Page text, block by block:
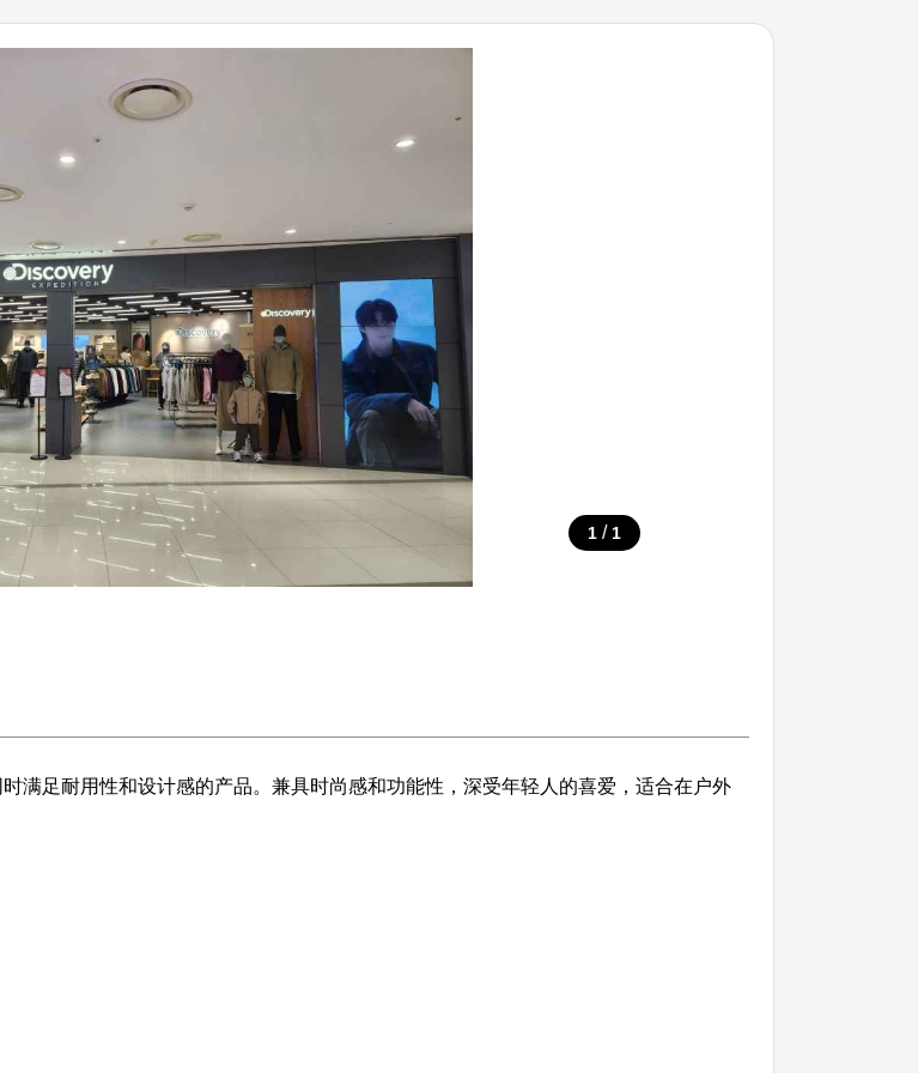
1 / 1
满足耐用性和设计感的产品。兼具时尚感和功能性，深受年轻人的喜爱，适合在户外